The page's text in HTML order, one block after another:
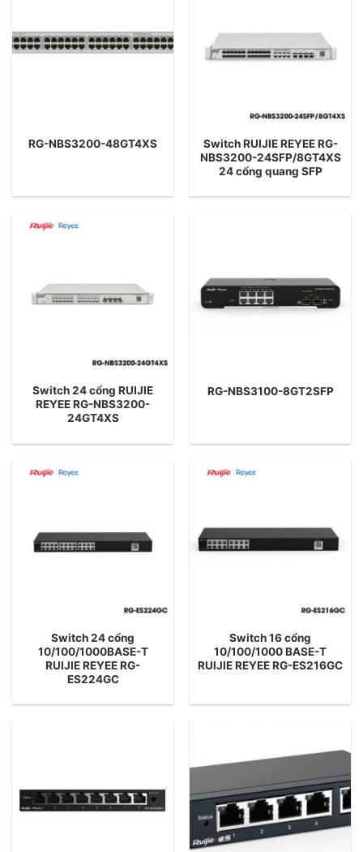
RG-NBS3200-48GT4XS
Switch RUIJIE REYEE RG-
NBS3200-24SFP/8GT4XS
24 cổng quang SFP
Switch 24 cổng RUIJIE
REYEE RG-NBS3200-
24GT4XS
RG-NBS3100-8GT2SFP
Switch 24 cổng
10/100/1000BASE-T
RUIJIE REYEE RG-
ES224GC
Switch 16 cổng
10/100/1000 BASE-T
RUIJIE REYEE RG-ES216GC